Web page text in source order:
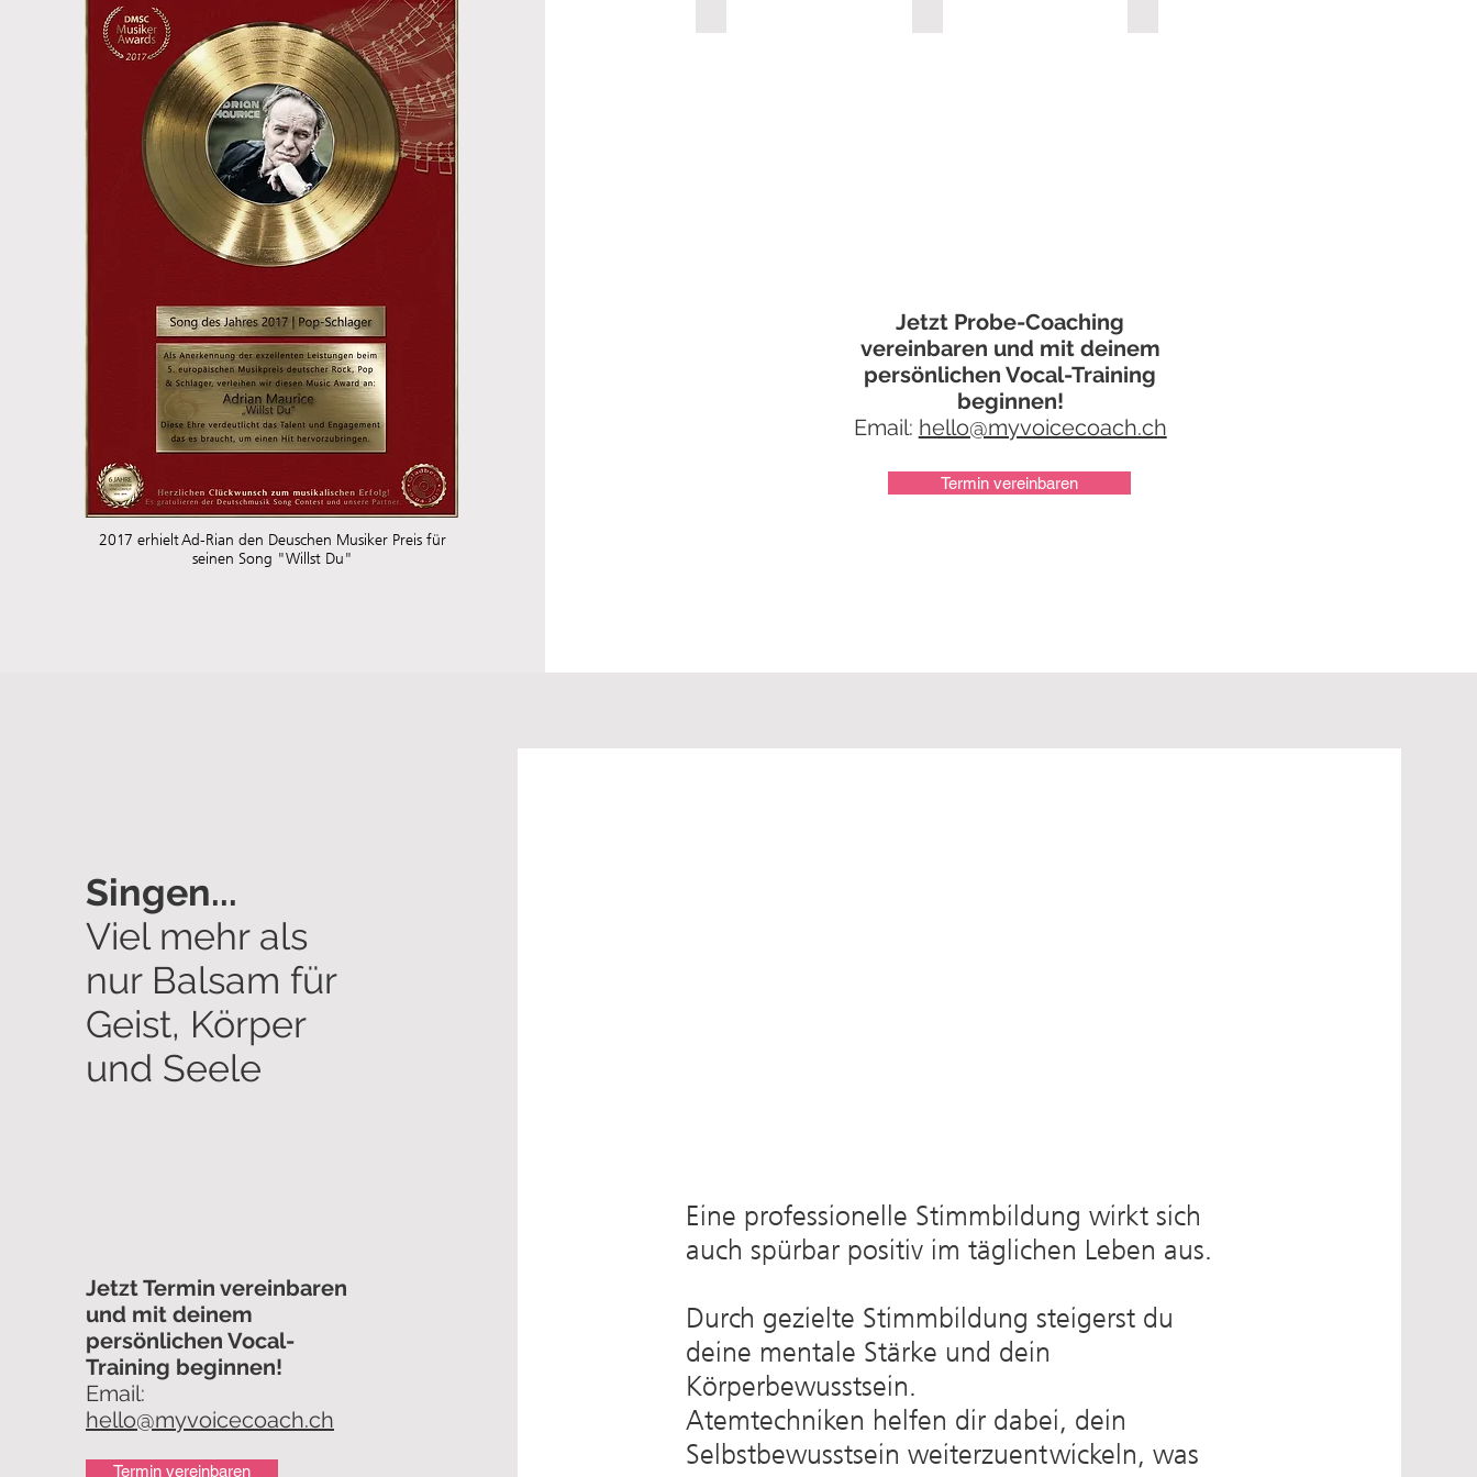
2017 erhielt Ad-Rian den Deuschen Musiker Preis für
seinen Song "Willst Du"
Jetzt Probe-Coaching
vereinbaren und mit deinem
persönlichen Vocal-Training
beginnen!
Email: hello@myvoicecoach.ch
Termin vereinbaren
Singen...
Viel mehr als
nur Balsam für
Geist, Körper
und Seele
Jetzt Termin vereinbaren
und mit deinem
persönlichen Vocal-
Training beginnen!
Email:
hello@myvoicecoach.ch
Termin vereinbaren
Eine professionelle Stimmbildung wirkt sich
auch spürbar positiv im täglichen Leben aus.
Durch gezielte Stimmbildung steigerst du
deine mentale Stärke und dein
Körperbewusstsein.
Atemtechniken helfen dir dabei, dein
Selbstbewusstsein weiterzuentwickeln, was